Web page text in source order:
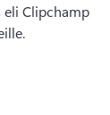
eli Clipchamp